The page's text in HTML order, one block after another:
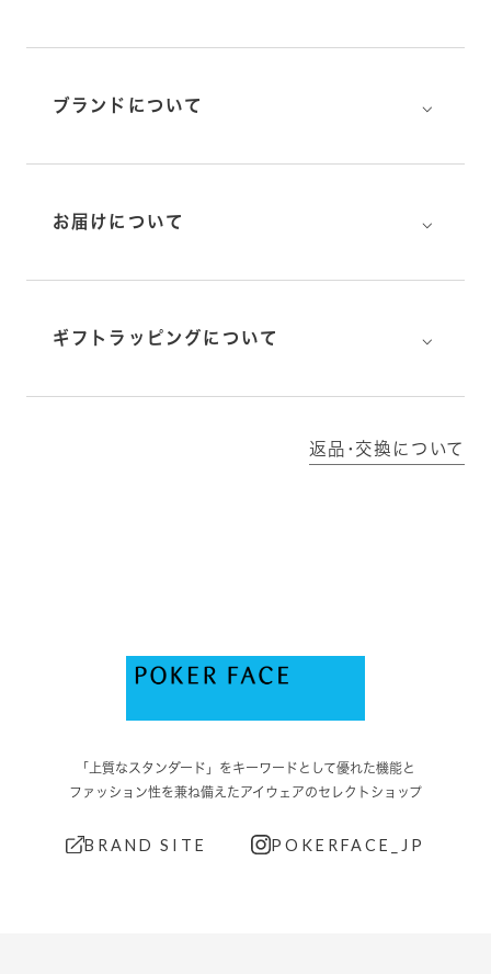
ブランドについて ⌵
お届けについて ⌵
ギフトラッピングについて ⌵
返品･交換について
「上質なスタンダード」をキーワードとして優れた機能と
ファッション性を兼ね備えたアイウェアのセレクトショップ
BRAND SITE POKERFACE_JP